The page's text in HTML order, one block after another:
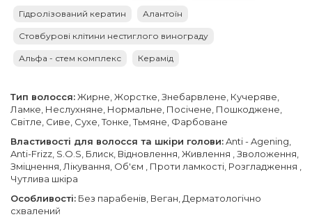
Гідролізований кератин Алантоїн
Стовбурові клітини нестиглого винограду
Альфа - стем комплекс Керамід
Тип волосся:Жирне, Жорстке, Знебарвлене, Кучеряве,
Ламке, Неслухняне, Нормальне, Посічене, Пошкоджене,
Світле, Сиве, Сухе, Тонке, Тьмяне, Фарбоване
Властивості для волосся та шкіри голови:Anti - Agening,
Anti-Frizz, S.O.S, Блиск, Відновлення, Живлення , Зволоження,
Зміцнення, Лікування, Об'єм , Проти ламкості, Розгладження ,
Чутлива шкіра
Особливості: Без парабенів, Веган, Дерматологічно
схвалений